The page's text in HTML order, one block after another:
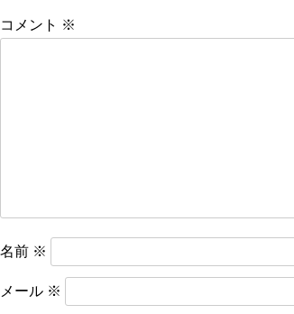
ゲ
コメント ※
名前 ※
メール ※